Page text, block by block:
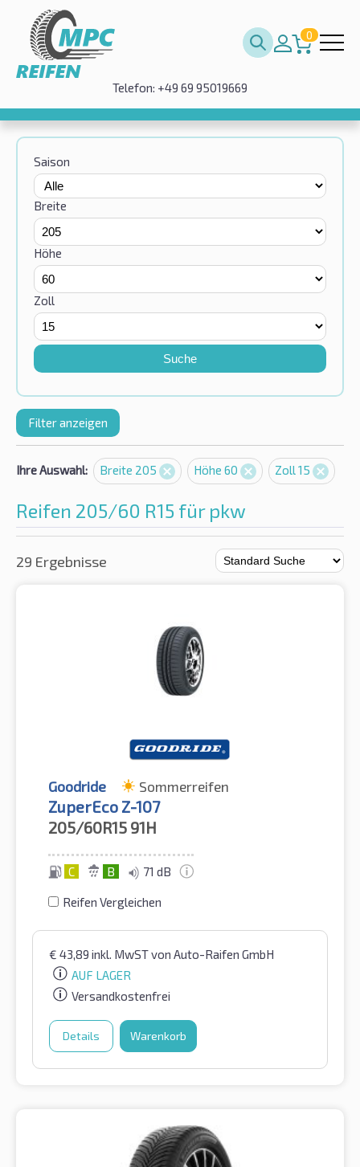
0
Telefon: +49 69 95019669
Saison
Breite
Höhe
Zoll
Suche
Filter anzeigen
Ihre Auswahl: Breite 205 Höhe 60 Zoll 15
Reifen 205/60 R15 für pkw
29 Ergebnisse
Goodride Sommerreifen
ZuperEco Z-107
205/60R15 91H
C B 71 dB
Reifen Vergleichen
€ 43,89 inkl. MwSTvon Auto-Raifen GmbH
AUF LAGER
Versandkostenfrei
Details Warenkorb